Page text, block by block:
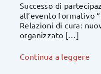
Successo di
all’evento formativo
Relazioni di cura:
organizzato […]
Continua a leggere